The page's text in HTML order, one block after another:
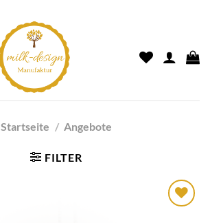
Startseite / Angebote
FILTER